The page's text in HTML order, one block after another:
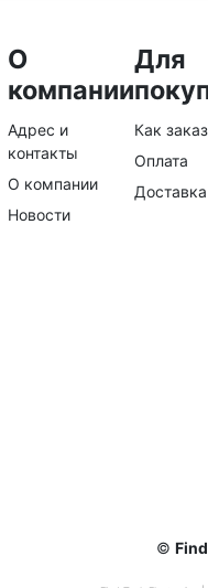
О
компании
Адрес и
контакты
О компании
Новости
Для
Как
Оплата
Доставка
©